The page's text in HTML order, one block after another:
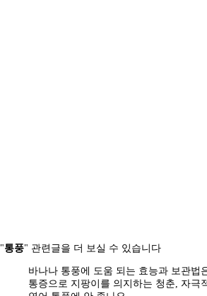
"통풍" 관련글을 더 보실 수 있습니다
바나나 통풍에 도움 되는 효능과 보관법
통증으로 지팡이를 의지하는 청춘, 자극적인 음식이 불러